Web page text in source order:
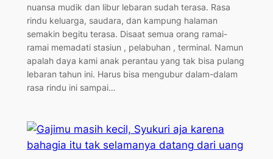
nuansa mudik dan libur lebaran sudah terasa. Rasa
rindu keluarga, saudara, dan kampung halaman
semakin begitu terasa. Disaat semua orang ramai-
ramai memadati stasiun , pelabuhan , terminal. Namun
apalah daya kami anak perantau yang tak bisa pulang
lebaran tahun ini. Harus bisa mengubur dalam-dalam
rasa rindu ini sampai…